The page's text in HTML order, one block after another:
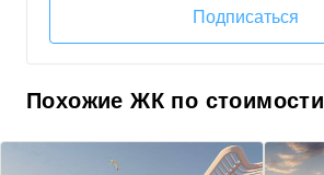
Подписаться
Похожие ЖК по стоимости